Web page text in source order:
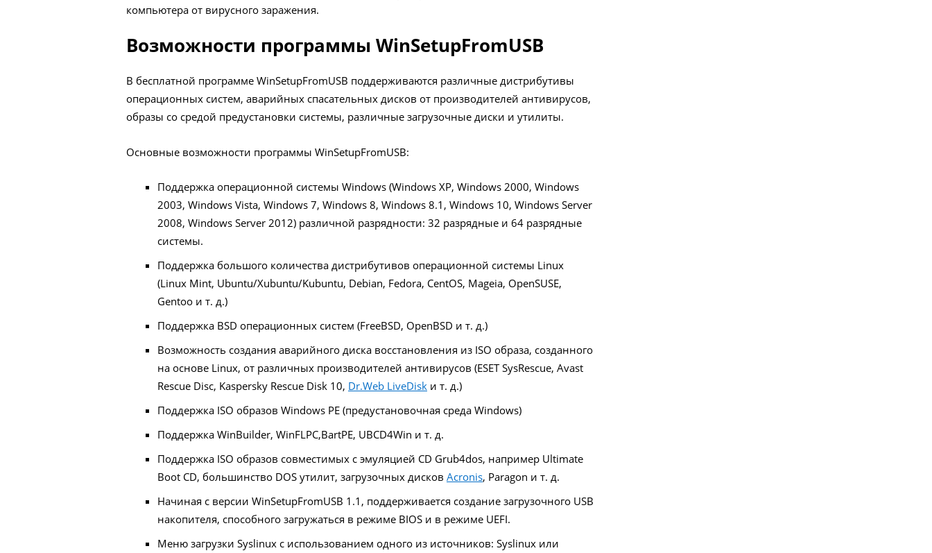
компьютера от вирусного заражения.
Возможности программы WinSetupFromUSB
В бесплатной программе WinSetupFromUSB поддерживаются различные дистрибутивы
операционных систем, аварийных спасательных дисков от производителей антивирусов,
образы со средой предустановки системы, различные загрузочные диски и утилиты.
Основные возможности программы WinSetupFromUSB:
Поддержка операционной системы Windows (Windows XP, Windows 2000, Windows
2003, Windows Vista, Windows 7, Windows 8, Windows 8.1, Windows 10, Windows Server
2008, Windows Server 2012) различной разрядности: 32 разрядные и 64 разрядные
системы.
Поддержка большого количества дистрибутивов операционной системы Linux
(Linux Mint, Ubuntu/Xubuntu/Kubuntu, Debian, Fedora, CentOS, Mageia, OpenSUSE,
Gentoo и т. д.)
Поддержка BSD операционных систем (FreeBSD, OpenBSD и т. д.)
Возможность создания аварийного диска восстановления из ISO образа, созданного
на основе Linux, от различных производителей антивирусов (ESET SysRescue, Avast
Rescue Disc, Kaspersky Rescue Disk 10, Dr.Web LiveDisk и т. д.)
Поддержка ISO образов Windows PE (предустановочная среда Windows)
Поддержка WinBuilder, WinFLPC,BartPE, UBCD4Win и т. д.
Поддержка ISO образов совместимых с эмуляцией CD Grub4dos, например Ultimate
Boot CD, большинство DOS утилит, загрузочных дисков Acronis, Paragon и т. д.
Начиная с версии WinSetupFromUSB 1.1, поддерживается создание загрузочного USB
накопителя, способного загружаться в режиме BIOS и в режиме UEFI.
Меню загрузки Syslinux с использованием одного из источников: Syslinux или